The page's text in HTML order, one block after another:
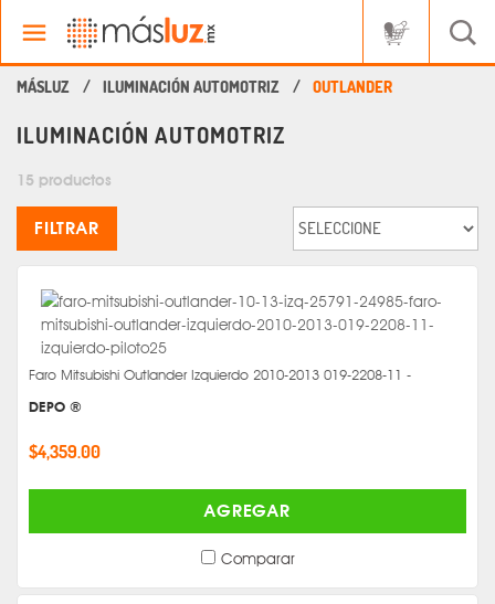
ILUMINACIÓN AUTOMOTRIZ OUTLANDER
ILUMINACIÓN AUTOMOTRIZ
15 productos
FILTRAR
Faro Mitsubishi Outlander Izquierdo 2010-2013 019-2208-11 -
DEPO ®
$4,359.00
AGREGAR
Comparar